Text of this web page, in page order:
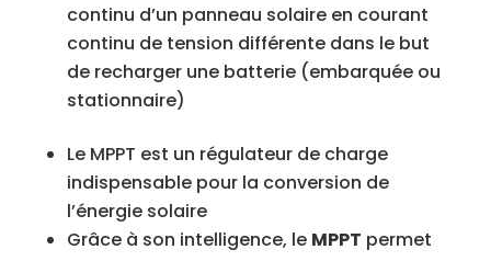
continu d’un panneau solaire en courant
continu de tension différente dans le but
de recharger une batterie (embarquée ou
stationnaire)
Le MPPT est un régulateur de charge
indispensable pour la conversion de
l’énergie solaire
Grâce à son intelligence, le MPPT permet